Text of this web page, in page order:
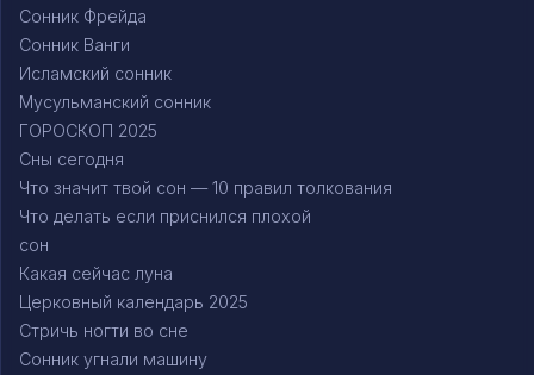
Сонник Фрейда
Сонник Ванги
Исламский сонник
Мусульманский сонник
ГОРОСКОП 2025
Сны сегодня
Что значит твой сон — 10 правил толкования
Что делать если приснился плохой
сон
Какая сейчас луна
Церковный календарь 2025
Стричь ногти во сне
Сонник угнали машину